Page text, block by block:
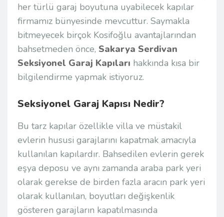
her türlü garaj boyutuna uyabilecek kapılar
firmamız bünyesinde mevcuttur. Saymakla
bitmeyecek birçok Kosifoğlu avantajlarından
bahsetmeden önce, Sakarya Serdivan
Seksiyonel Garaj Kapıları hakkında kısa bir
bilgilendirme yapmak istiyoruz.
Seksiyonel Garaj Kapısı Nedir?
Bu tarz kapılar özellikle villa ve müstakil
evlerin hususi garajlarını kapatmak amacıyla
kullanılan kapılardır. Bahsedilen evlerin gerek
eşya deposu ve aynı zamanda araba park yeri
olarak gerekse de birden fazla aracın park yeri
olarak kullanılan, boyutları değişkenlik
gösteren garajların kapatılmasında